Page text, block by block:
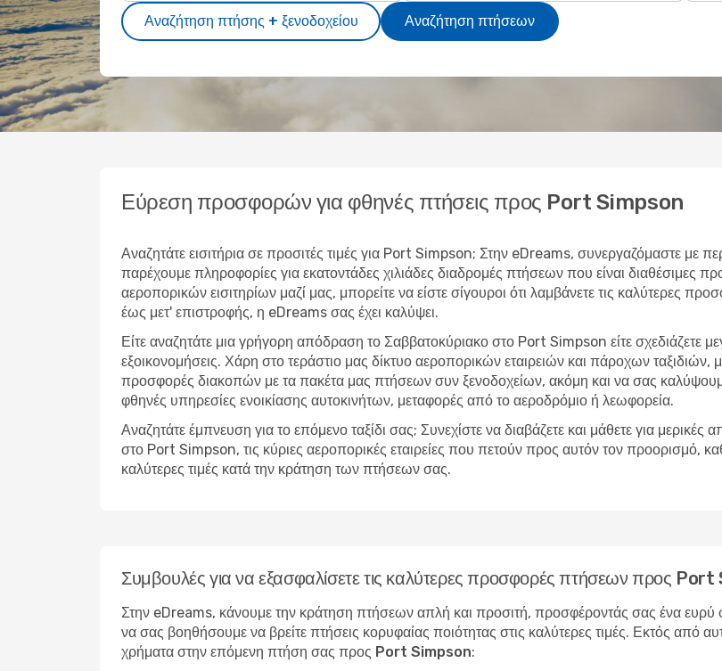
Αναζήτηση πτήσης + ξενοδοχείου Αναζήτηση πτήσεων
Εύρεση προσφορών για φθηνές πτήσεις προς Port Simpson
Αναζητάτε εισιτήρια σε προσιτές τιμές για Port Simpson; Στην eDreams, συνεργαζόμαστε με
παρέχουμε πληροφορίες για εκατοντάδες χιλιάδες διαδρομές πτήσεων που είναι
αεροπορικών εισιτηρίων μαζί μας, μπορείτε να είστε σίγουροι ότι λαμβάνετε τις καλύτερες
έως μετ' επιστροφής, η eDreams σας έχει καλύψει.
Είτε αναζητάτε μια γρήγορη απόδραση το Σαββατοκύριακο στο Port Simpson είτε σχεδιάζετε
εξοικονομήσεις. Χάρη στο τεράστιο μας δίκτυο αεροπορικών εταιρειών και πάροχων
προσφορές διακοπών με τα πακέτα μας πτήσεων συν ξενοδοχείων, ακόμη και να σας
φθηνές υπηρεσίες ενοικίασης αυτοκινήτων, μεταφορές από το αεροδρόμιο ή λεωφορεία.
Αναζητάτε έμπνευση για το επόμενο ταξίδι σας; Συνεχίστε να διαβάζετε και μάθετε για μερικές
στο Port Simpson, τις κύριες αεροπορικές εταιρείες που πετούν προς αυτόν τον προορισμό,
καλύτερες τιμές κατά την κράτηση των πτήσεων σας.
Συμβουλές για να εξασφαλίσετε τις καλύτερες προσφορές πτήσεων προς
Στην eDreams, κάνουμε την κράτηση πτήσεων απλή και προσιτή, προσφέροντάς σας ένα ευρύ
να σας βοηθήσουμε να βρείτε πτήσεις κορυφαίας ποιότητας στις καλύτερες τιμές. Εκτός από
χρήματα στην επόμενη πτήση σας προς Port Simpson: